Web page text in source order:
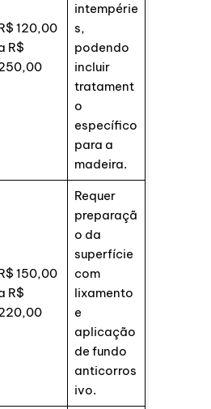
120,00
R$
intempérie
s,
podendo
incluir
tratament
o
específico
para a
madeira.
150,00
R$
Requer
preparaçã
o da
superfície
com
lixamento
e
aplicação
de fundo
anticorros
ivo.